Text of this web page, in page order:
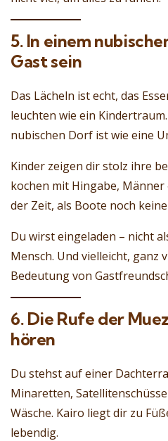
5. In einem
Gast sein
Das Lächeln ist echt, das
leuchten wie ein
nubischen Dorf ist wie eine
Kinder zeigen dir stolz ihre
kochen mit Hingabe, Männer
der Zeit, als Boote noch
Du wirst eingeladen – nicht
Mensch. Und vielleicht, ganz
Bedeutung von
6. Die Rufe der
hören
Du stehst auf einer
Minaretten,
Wäsche. Kairo liegt dir zu
lebendig.